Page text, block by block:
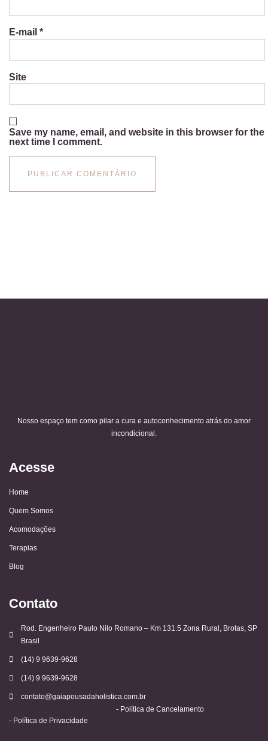
E-mail *
Site
Save my name, email, and website in this browser for the
next time I comment.
Nosso espaço tem como pilar a cura e autoconhecimento atrás do amor
incondicional.
Acesse
Home
Quem Somos
Acomodações
Terapias
Blog
Contato
Rod. Engenheiro Paulo Nilo Romano – Km 131.5 Zona Rural, Brotas, SP
Brasil
(14) 9 9639-9628
(14) 9 9639-9628
contato@gaiapousadaholistica.com.br
- Política de Privacidade
- Política de Cancelamento